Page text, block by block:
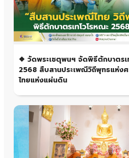
❖ วัดพระเชตุพนฯ จัดพิธีตักบาตรเ
2568 สืบสานประเพณีวิถีพุทธแห่
ไทยแห่งแผ่นดิน